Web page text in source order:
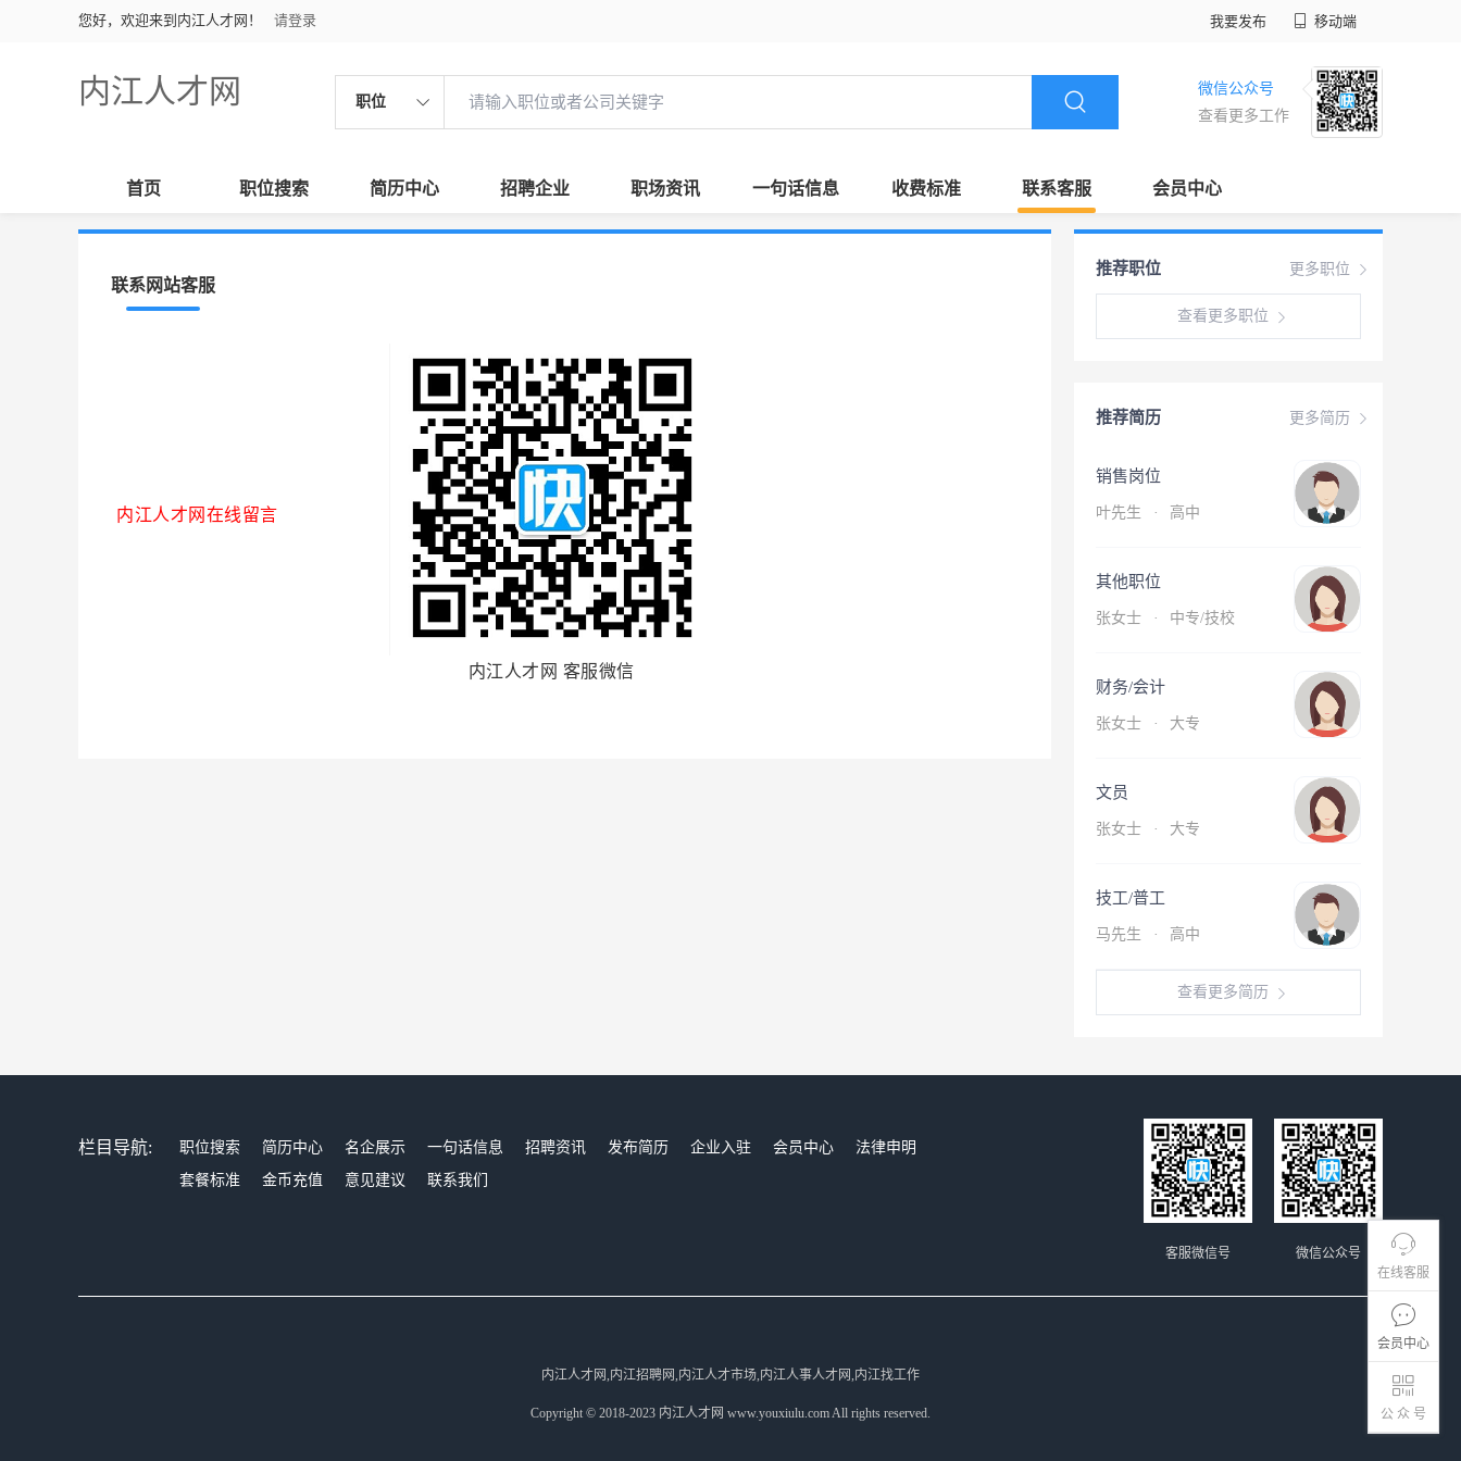
您好，欢迎来到内江人才网！ 请登录 我要发布 移动端
内江人才网 职位
微信公众号
查看更多工作
首页 职位搜索 简历中心 招聘企业 职场资讯 一句话信息 收费标准 联系客服 会员中心
在线客服
会员中心
公 众 号
联系网站客服
内江人才网在线留言
内江人才网 客服微信
更多职位
推荐职位
查看更多职位
更多简历
推荐简历
销售岗位
叶先生 · 高中
其他职位
张女士 · 中专/技校
财务/会计
张女士 · 大专
文员
张女士 · 大专
技工/普工
马先生 · 高中
查看更多简历
栏目导航: 职位搜索 简历中心 名企展示 一句话信息 招聘资讯 发布简历 企业入驻 会员中心
法律申明
套餐标准
金币充值 意见建议 联系我们
微信公众号
客服微信号
内江人才网,内江招聘网,内江人才市场,内江人事人才网,内江找工作
Copyright © 2018-2023 内江人才网 www.youxiulu.com All rights reserved.